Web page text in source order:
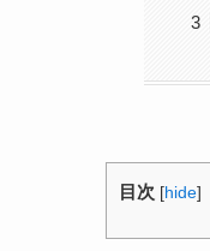
目次 [hide]